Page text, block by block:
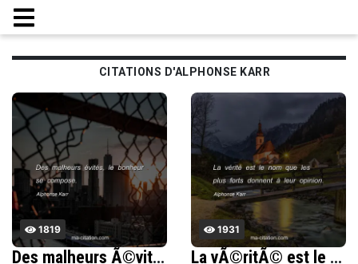
CITATIONS D'ALPHONSE KARR
1819
Des malheurs Ã©vitÃ©s, le bonheur se compose.
1931
La vÃ©ritÃ© est le nom que les plus forts donnent Ã leur opinion.